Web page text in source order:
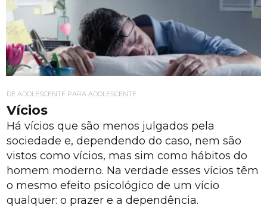
DE ADOLESCENTE PARA ADOLESCENTE
Vícios
Há vícios que são menos julgados pela
sociedade e, dependendo do caso, nem são
vistos como vícios, mas sim como hábitos do
homem moderno. Na verdade esses vícios têm
o mesmo efeito psicológico de um vício
qualquer: o prazer e a dependência.